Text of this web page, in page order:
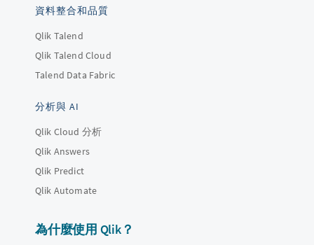
資料整合和品質
Qlik Talend
Qlik Talend Cloud
Talend Data Fabric
分析與 AI
Qlik Cloud 分析
Qlik Answers
Qlik Predict
Qlik Automate
為什麼使用 Qlik？